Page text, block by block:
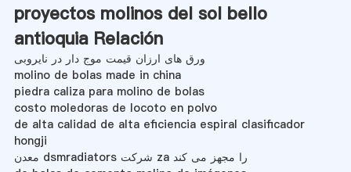
proyectos molinos del sol bello
antioquia Relación
ورق های ارزان قیمت موج دار در نایروبی
molino de bolas made in china
piedra caliza para molino de bolas
costo moledoras de locoto en polvo
de alta calidad de alta eficiencia espiral clasificador
hongji
معدن dsmradiators شرکت za را مجهز می کند